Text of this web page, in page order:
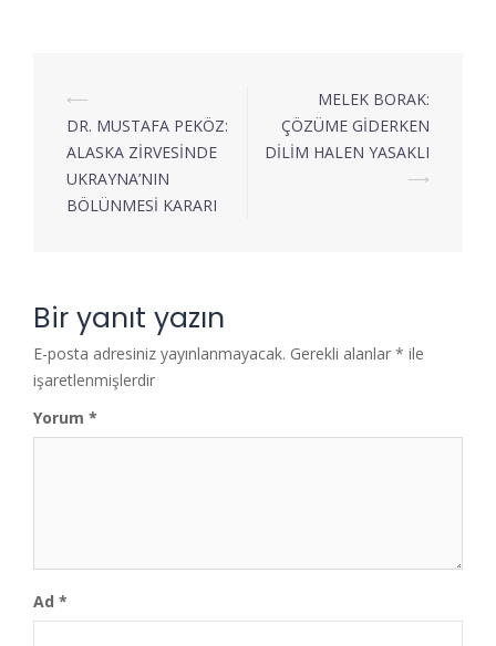
⟵
DR. MUSTAFA PEKÖZ:
ALASKA ZİRVESİNDE
UKRAYNA’NIN
BÖLÜNMESİ KARARI
MELEK BORAK:
ÇÖZÜME GİDERKEN
DİLİM HALEN YASAKLI
⟶
Bir yanıt yazın
E-posta adresiniz yayınlanmayacak. Gerekli alanlar * ile
işaretlenmişlerdir
Yorum *
Ad *